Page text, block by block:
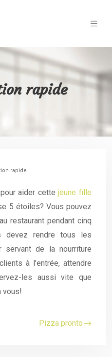
rapide
rapide
aider cettejeune fille
5 étoiles? Vous pouvez
restaurant pendant cinq
devez rendre tous les
servant de la nourriture
à l’entrée, attendre
les aussi vite que
vous!
Pizza pronto